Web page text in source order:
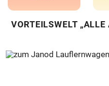
VORTEILSWELT „ALLE